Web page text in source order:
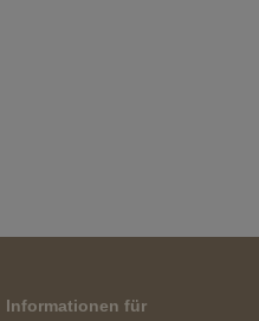
Informationen für